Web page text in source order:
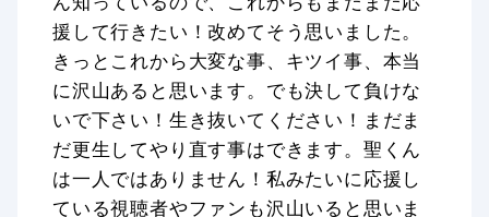
援して行きたい！改めてそう思いました。
きっとこれから大変な事、キツイ事、本当
に沢山あると思います。でも決して負けな
いで下さい！生き抜いてください！まだま
だ更生してやり直す事はできます。聖くん
は一人ではありません！私みたいに応援し
ている視聴者やファンも沢山いると思いま